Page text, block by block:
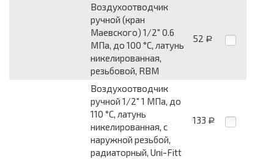
Воздухоотводчик
ручной (кран
Маевского) 1/2" 0.6
МПа, до 100 °C, латунь
никелированная,
резьбовой, RBM
52 Р
Воздухоотводчик
ручной 1/2" 1 МПа, до
110 °C, латунь
никелированная, c
наружной резьбой,
радиаторный, Uni-Fitt
133 Р